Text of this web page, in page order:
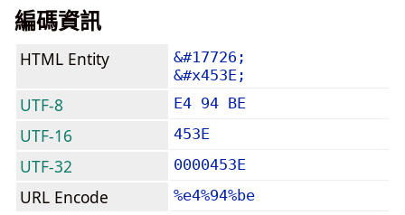
編碼資訊
HTML Entity
&#17726;
&#x453E;
UTF-8 E4 94 BE
UTF-16 453E
UTF-32 0000453E
URL Encode %e4%94%be